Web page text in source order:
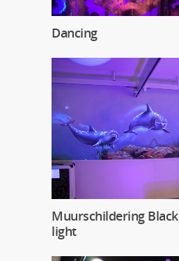
Dancing
Muurschildering Black
light